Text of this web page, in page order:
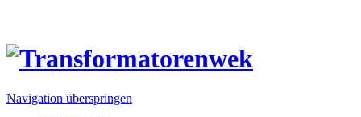
Navigation überspringen